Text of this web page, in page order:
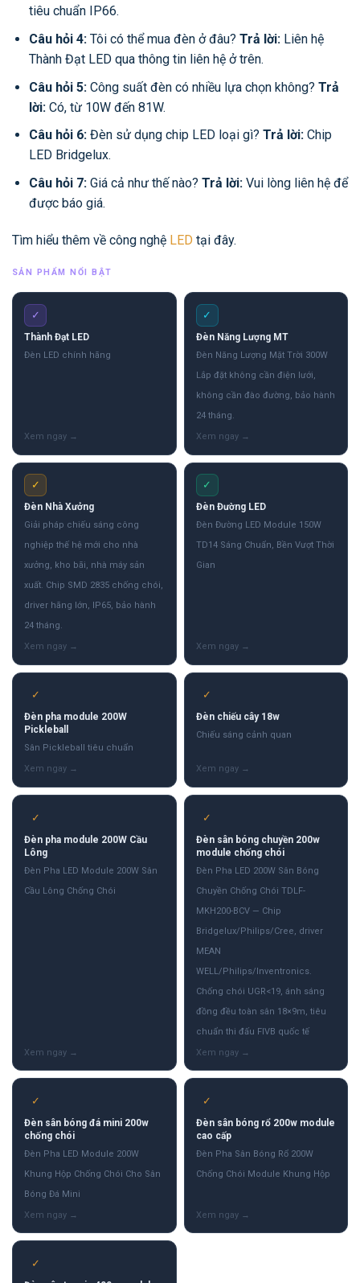
tiêu chuẩn IP66.
Câu hỏi 4:Tôi có thể mua đèn ở đâu? Trả lời:Liên hệ
Thành Đạt LED qua thông tin liên hệ ở trên.
Câu hỏi 5:Công suất đèn có nhiều lựa chọn không? Trả
lời:Có, từ 10W đến 81W.
Câu hỏi 6:Đèn sử dụng chip LED loại gì? Trả lời:Chip
LED Bridgelux.
Câu hỏi 7:Giá cả như thế nào? Trả lời:Vui lòng liên hệ để
được báo giá.
Tìm hiểu thêm về công nghệ LED tại đây.
SẢN PHẨM NỔI BẬT
✓
Thành Đạt LED
Đèn LED chính hãng
✓
Đèn Năng Lượng MT
Đèn Năng Lượng Mặt Trời 300W
Lắp đặt không cần điện lưới,
không cần đào đường, bảo hành
24 tháng.
✓
Đèn Nhà Xưởng
Giải pháp chiếu sáng công
nghiệp thế hệ mới cho nhà
xưởng, kho bãi, nhà máy sản
xuất. Chip SMD 2835 chống chói,
driver hãng lớn, IP65, bảo hành
24 tháng.
✓
Đèn Đường LED
Đèn Đường LED Module 150W
TD14 Sáng Chuẩn, Bền Vượt Thời
Gian
✓
Đèn pha module 200W
Pickleball
Sân Pickleball tiêu chuẩn
✓
Đèn chiếu cây 18w
Chiếu sáng cảnh quan
✓
Đèn pha module 200W Cầu
Lông
Đèn Pha LED Module 200W Sân
Cầu Lông Chống Chói
✓
Đèn sân bóng chuyền 200w
module chống chói
Đèn Pha LED 200W Sân Bóng
Chuyền Chống Chói TDLF-
MKH200-BCV — Chip
Bridgelux/Philips/Cree, driver
MEAN
WELL/Philips/Inventronics.
Chống chói UGR<19, ánh sáng
đồng đều toàn sân 18×9m, tiêu
chuẩn thi đấu FIVB quốc tế
✓
Đèn sân bóng đá mini 200w
chống chói
Đèn Pha LED Module 200W
Khung Hộp Chống Chói Cho Sân
Bóng Đá Mini
✓
Đèn sân bóng rổ 200w module
cao cấp
Đèn Pha Sân Bóng Rổ 200W
Chống Chói Module Khung Hộp
✓